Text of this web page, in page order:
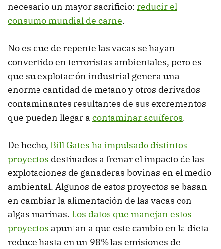
necesario un mayor sacrificio: reducir el
consumo mundial de carne.
No es que de repente las vacas se hayan
convertido en terroristas ambientales, pero es
que su explotación industrial genera una
enorme cantidad de metano y otros derivados
contaminantes resultantes de sus excrementos
que pueden llegar a contaminar acuíferos.
De hecho, Bill Gates ha impulsado distintos
proyectos destinados a frenar el impacto de las
explotaciones de ganaderas bovinas en el medio
ambiental. Algunos de estos proyectos se basan
en cambiar la alimentación de las vacas con
algas marinas. Los datos que manejan estos
proyectos apuntan a que este cambio en la dieta
reduce hasta en un 98% las emisiones de